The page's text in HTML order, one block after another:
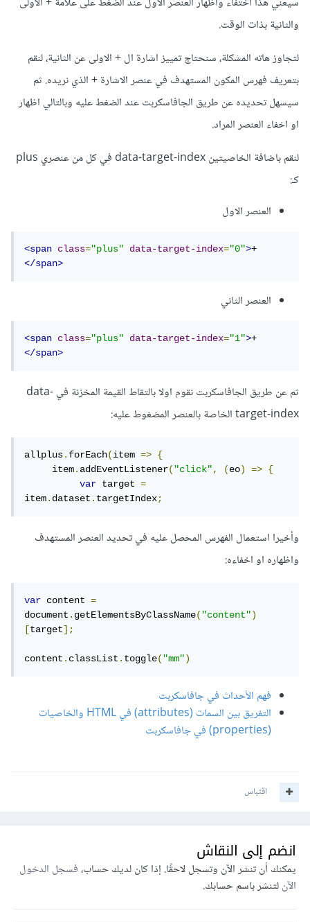
والثانية بذات الوقت.
لتجاوز هاته المشكلة، سنحتاج تمييز اشارة ال + الاولى عن الثانية، لنقم
بتعريف فهرس المكون المستهدف في عنصر الاشارة + الذي نريده. ثم
سيسهل تحديده عن طريق الجافاسكربت عند الضغط عليه وبالتالي اظهار
او اخفاء العنصر المراد.
لنقم باضافة الخاصيتين data-target-index في كل من عنصري plus
كـ:
العنصر الاول
<span class="plus" data-target-index="0">+
</span>
العنصر الثاني
<span class="plus" data-target-index="1">+
</span>
ثم عن طريق الجافاسكربت نقوم اولا بالتقاط القيمة المخزنة في data-
target-index الخاصة بالعنصر المضغوط عليه:
allplus.forEach(item =>
{
     item
.addEventListener("click", (eo) =>
{
var target =
item.dataset.targetIndex;
وأخيرا استعمال الفهرس المحصل عليه في تحديد العنصر المستهدف
واظهاره او اخفاءه:
var content =
document.getElementsByClassName("content")
[target];
content.classList.toggle("mm")
فهم الأحداث في جافاسكربت
التفريق بين السمات (attributes) في HTML والخاصيات
اقتباس
انضم إلى النقاش
يمكنك أن تنشر الآن وتسجل لاحقًا. إذا كان لديك حساب،فسجل الدخول
الآنلتنشر باسم حسابك.